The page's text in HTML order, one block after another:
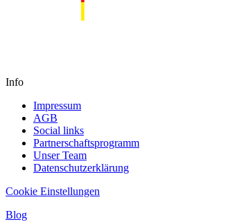
Info
Impressum
AGB
Social links
Partnerschaftsprogramm
Unser Team
Datenschutzerklärung
Cookie Einstellungen
Blog